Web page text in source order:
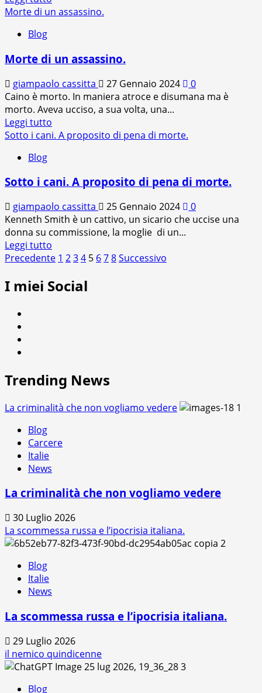
di
vita
di
un
innocente
(La
Nuova
Morte di un assassino.
Blog
Morte di un assassino.
giampaolo cassitta 27 Gennaio 2024
0
Caino è morto. In maniera atroce e disumana ma è
morto. Aveva ucciso, a sua volta, una...
Leggi tutto
di
di
assassino.
Sotto i cani. A proposito di pena di morte.
Blog
Sotto i cani. A proposito di pena di morte.
giampaolo cassitta 25 Gennaio 2024
0
Kenneth Smith è un cattivo, un sicario che uccise una
donna su commissione, la moglie di un...
Leggi tutto
di
su
pena
di
Paginazione
degli
Precedente 1 234 5 678Successivo
I miei Social
Trending News
La criminalità che non vogliamo vedere
1
Blog
Carcere
Italie
News
La criminalità che non vogliamo vedere
30 Luglio 2026
La scommessa russa e l’ipocrisia italiana.
2
Blog
Italie
News
La scommessa russa e l’ipocrisia italiana.
29 Luglio 2026
il nemico quindicenne
3
Blog